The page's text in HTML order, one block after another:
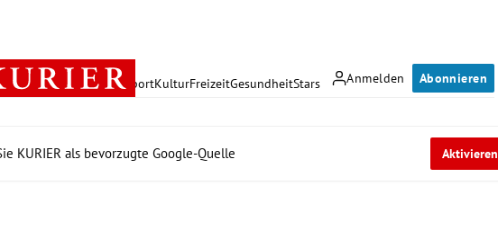
Anmelden Abonnieren
PolitikWirtschaft SportKulturFreizeitGesundheitStars
KURIER als bevorzugte Google-Quelle Aktivieren